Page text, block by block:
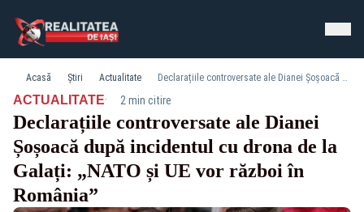
Acasă Știri Actualitate Declarațiile controversate ale Dianei Șoșoacă după incidentul cu drona de la Galați: „NATO și UE vor război în România”
ACTUALITATE· 2 min citire
Declarațiile controversate ale Dianei
Șoșoacă după incidentul cu drona de la
Galați: „NATO și UE vor război în
România”